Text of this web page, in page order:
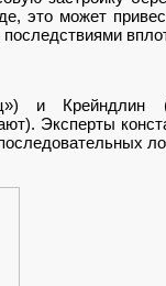
это может
и Крейндлин
Эксперты